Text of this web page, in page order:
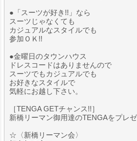
●「スーツが好き!!」なら
スーツじゃなくても
カジュアルなスタイルでも
参加ＯＫ!!
●金曜日のタウンハウス
ドレスコードはありませんので
スーツでもカジュアルでも
お好きなスタイルで
気軽にお越し下さい。
［TENGA GETチャンス!!］
新橋リーマン御用達のTENGAをプレ
☆〈新橋リーマン会〉